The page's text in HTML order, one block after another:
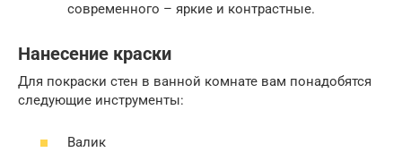
современного – яркие и контрастные.
Нанесение краски
Для покраски стен в ванной комнате вам понадобятся
следующие инструменты:
Валик